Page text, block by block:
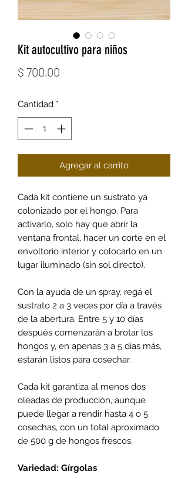
Kit autocultivo para niños
$ 700,00
Cantidad *
Agregar al carrito
Cada kit contiene un sustrato ya
colonizado por el hongo. Para
activarlo, solo hay que abrir la
ventana frontal, hacer un corte en el
envoltorio interior y colocarlo en un
lugar iluminado (sin sol directo).
Con la ayuda de un spray, regá el
sustrato 2 a 3 veces por día a través
de la abertura. Entre 5 y 10 días
después comenzarán a brotar los
hongos y, en apenas 3 a 5 días más,
estarán listos para cosechar.
Cada kit garantiza al menos dos
oleadas de producción, aunque
puede llegar a rendir hasta 4 o 5
cosechas, con un total aproximado
de 500 g de hongos frescos.
Variedad: Gírgolas